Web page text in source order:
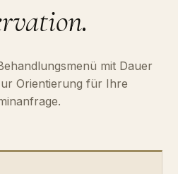
.
mit Dauer
Orientierung für Ihre